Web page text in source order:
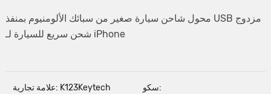
محول شاحن سيارة صغير من سبائك الألومنيوم بمنفذ USB مزدوج
شحن سريع للسيارة لـ iPhone
علامة تجارية: K123Keytech سكو: